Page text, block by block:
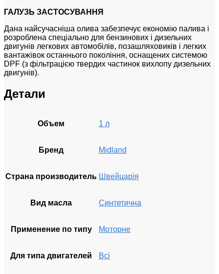
ГАЛУЗЬ ЗАСТОСУВАННЯ
Дана найсучасніша олива забезпечує економію палива і
розроблена спеціально для бензинових і дизельних
двигунів легкових автомобілів, позашляховиків і легких
вантажівок останнього покоління, оснащених системою
DPF (з фільтрацією твердих частинок вихлопу дизельних
двигунів).
Детали
Объем 1 л
Бренд Midland
Страна производитель Швейцарія
Вид масла Синтетична
Применение по типу Моторне
Для типа двигателей Всі